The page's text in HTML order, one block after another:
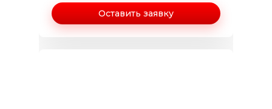
Оставить заявку